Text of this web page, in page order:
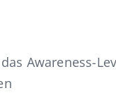
Awareness-